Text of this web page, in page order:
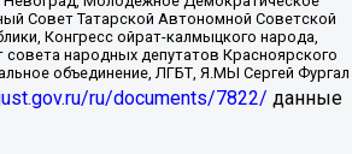
Совет Татарской Автономной Советской
Конгресс ойрат-калмыцкого народа,
народных депутатов Красноярского
объединение, ЛГБТ, Я.МЫ Сергей Фургал
ru/documents/7822/ данные